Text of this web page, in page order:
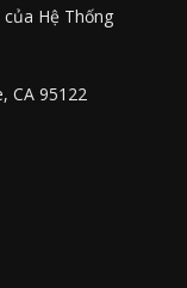
Hệ Thống
CA 95122